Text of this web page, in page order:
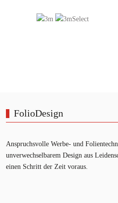
FolioDesign
Anspruchsvolle Werbe- und
unverwechselbarem Design aus
einen Schritt der Zeit voraus.